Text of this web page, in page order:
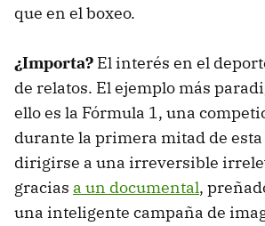
que en el boxeo.
¿Importa? El interés en el
de relatos. El ejemplo más
ello es la Fórmula 1, una
durante la primera mitad de
dirigirse a una irreversible
gracias a un documental,
una inteligente campaña de